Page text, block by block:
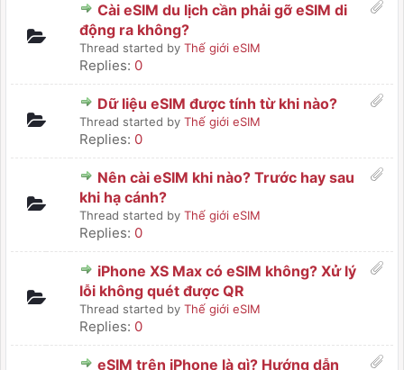
Cài eSIM du lịch cần phải gỡ eSIM di
động ra không?
Thread started by Thế giới eSIM
Replies: 0
Dữ liệu eSIM được tính từ khi nào?
Thread started by Thế giới eSIM
Replies: 0
Nên cài eSIM khi nào? Trước hay sau
khi hạ cánh?
Thread started by Thế giới eSIM
Replies: 0
iPhone XS Max có eSIM không? Xử lý
lỗi không quét được QR
Thread started by Thế giới eSIM
Replies: 0
eSIM trên iPhone là gì? Hướng dẫn